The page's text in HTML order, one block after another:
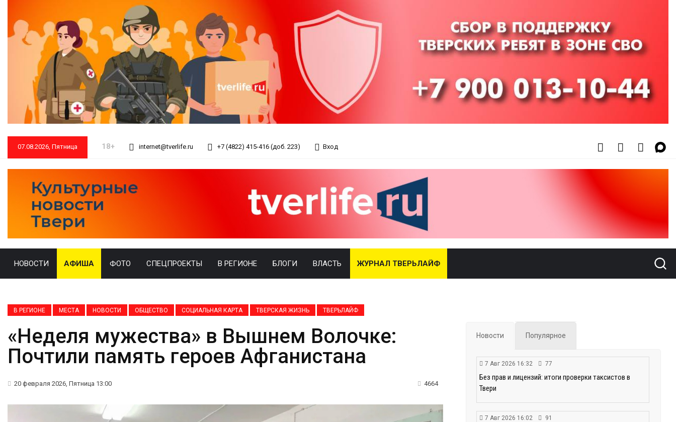
07.08.2026, Пятница 18+ internet@tverlife.ru +7 (4822) 415-416 (доб. 223) Вход
НОВОСТИ АФИША ФОТО СПЕЦПРОЕКТЫ В РЕГИОНЕ БЛОГИ ВЛАСТЬ ЖУРНАЛ ТВЕРЬЛАЙФ
В РЕГИОНЕ МЕСТА НОВОСТИ ОБЩЕСТВО СОЦИАЛЬНАЯ КАРТА ТВЕРСКАЯ ЖИЗНЬ ТВЕРЬЛАЙФ
«Неделя мужества» в Вышнем Волочке:
Почтили память героев Афганистана
20 февраля 2026, Пятница 13:00 4664
Новости Популярное
7 Авг 2026 16:32 77
Без прав и лицензий: итоги проверки таксистов в
Твери
7 Авг 2026 16:02 91